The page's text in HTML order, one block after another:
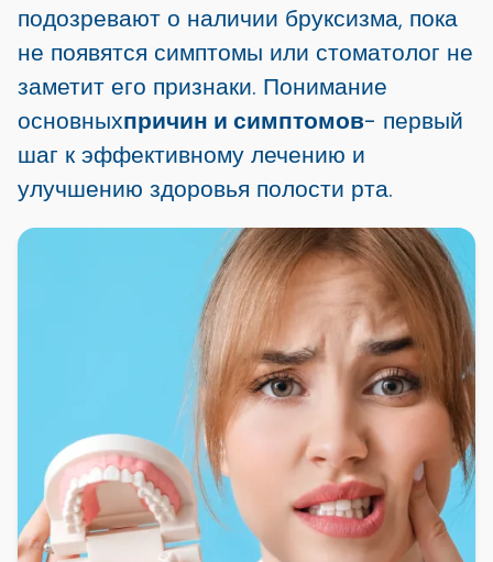
подозревают о наличии бруксизма, пока
не появятся симптомы или стоматолог не
заметит его признаки. Понимание
основныхпричин и симптомов- первый
шаг к эффективному лечению и
улучшению здоровья полости рта.